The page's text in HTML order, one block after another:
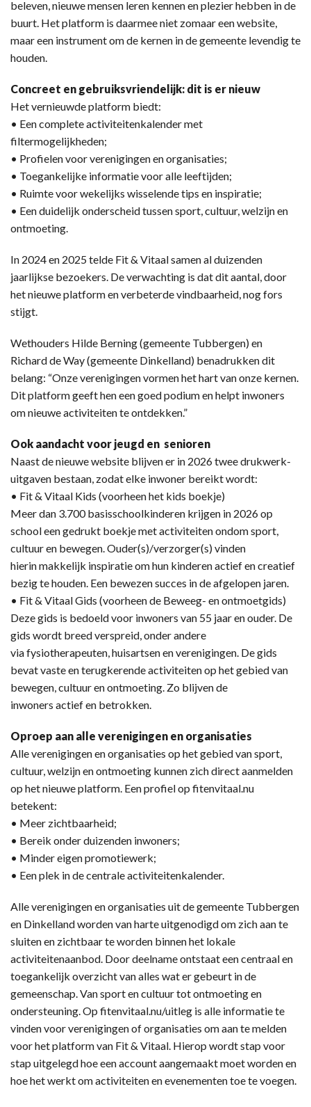
beleven, nieuwe mensen leren kennen en plezier hebben in de
buurt. Het platform is daarmee niet zomaar een website,
maar een instrument om de kernen in de gemeente levendig te
houden.
Concreet en gebruiksvriendelijk: dit is er nieuw
Het vernieuwde platform biedt:
• Een complete activiteitenkalender met
filtermogelijkheden;
• Profielen voor verenigingen en organisaties;
• Toegankelijke informatie voor alle leeftijden;
• Ruimte voor wekelijks wisselende tips en inspiratie;
• Een duidelijk onderscheid tussen sport, cultuur, welzijn en
ontmoeting.
In 2024 en 2025 telde Fit & Vitaal samen al duizenden
jaarlijkse bezoekers. De verwachting is dat dit aantal, door
het nieuwe platform en verbeterde vindbaarheid, nog fors
stijgt.
Wethouders Hilde Berning (gemeente Tubbergen) en
Richard de Way (gemeente Dinkelland) benadrukken dit
belang: “Onze verenigingen vormen het hart van onze kernen.
Dit platform geeft hen een goed podium en helpt inwoners
om nieuwe activiteiten te ontdekken.”
Ook aandacht voor jeugd en senioren
Naast de nieuwe website blijven er in 2026 twee drukwerk-
uitgaven bestaan, zodat elke inwoner bereikt wordt:
• Fit & Vitaal Kids (voorheen het kids boekje)
Meer dan 3.700 basisschoolkinderen krijgen in 2026 op
school een gedrukt boekje met activiteiten ondom sport,
cultuur en bewegen. Ouder(s)/verzorger(s) vinden
hierin makkelijk inspiratie om hun kinderen actief en creatief
bezig te houden. Een bewezen succes in de afgelopen jaren.
• Fit & Vitaal Gids (voorheen de Beweeg- en ontmoetgids)
Deze gids is bedoeld voor inwoners van 55 jaar en ouder. De
gids wordt breed verspreid, onder andere
via fysiotherapeuten, huisartsen en verenigingen. De gids
bevat vaste en terugkerende activiteiten op het gebied van
bewegen, cultuur en ontmoeting. Zo blijven de
inwoners actief en betrokken.
Oproep aan alle verenigingen en organisaties
Alle verenigingen en organisaties op het gebied van sport,
cultuur, welzijn en ontmoeting kunnen zich direct aanmelden
op het nieuwe platform. Een profiel op fitenvitaal.nu
betekent:
• Meer zichtbaarheid;
• Bereik onder duizenden inwoners;
• Minder eigen promotiewerk;
• Een plek in de centrale activiteitenkalender.
Alle verenigingen en organisaties uit de gemeente Tubbergen
en Dinkelland worden van harte uitgenodigd om zich aan te
sluiten en zichtbaar te worden binnen het lokale
activiteitenaanbod. Door deelname ontstaat een centraal en
toegankelijk overzicht van alles wat er gebeurt in de
gemeenschap. Van sport en cultuur tot ontmoeting en
ondersteuning. Op fitenvitaal.nu/uitleg is alle informatie te
vinden voor verenigingen of organisaties om aan te melden
voor het platform van Fit & Vitaal. Hierop wordt stap voor
stap uitgelegd hoe een account aangemaakt moet worden en
hoe het werkt om activiteiten en evenementen toe te voegen.